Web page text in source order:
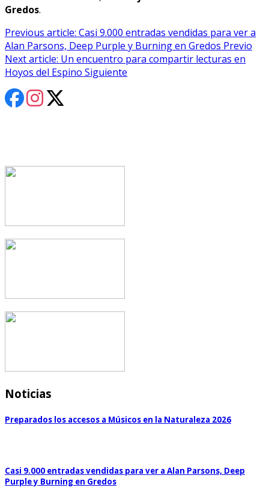
Gredos.
Previous article: Casi 9.000 entradas vendidas para ver a
Alan Parsons, Deep Purple y Burning en Gredos Previo
Next article: Un encuentro para compartir lecturas en
Hoyos del Espino Siguiente
Noticias
Preparados los accesos a Músicos en la Naturaleza 2026
Casi 9.000 entradas vendidas para ver a Alan Parsons, Deep
Purple y Burning en Gredos